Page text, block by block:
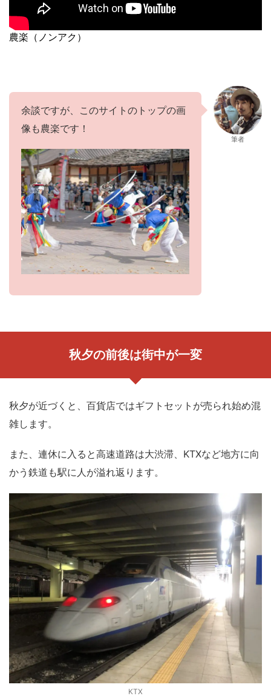
農楽（ノンアク）
余談ですが、このサイトのトップの画
像も農楽です！
筆者
秋夕の前後は街中が一変
秋夕が近づくと、百貨店ではギフトセットが売られ始め混
雑します。
また、連休に入ると高速道路は大渋滞、KTXなど地方に向
かう鉄道も駅に人が溢れ返ります。
KTX